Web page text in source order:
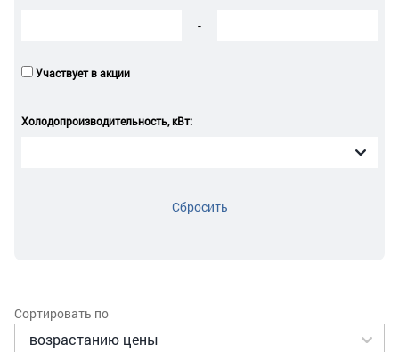
-
Участвует в акции
Холодопроизводительность, кВт:
Сбросить
Сортировать по